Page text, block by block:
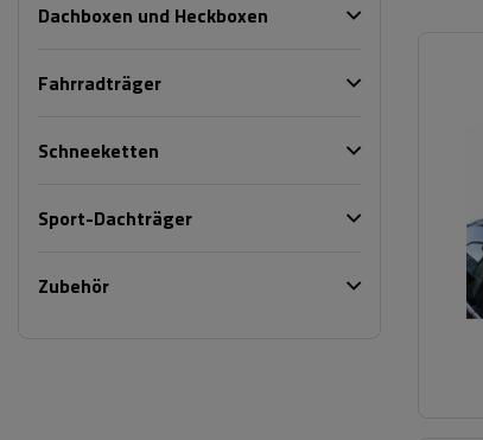
Dachboxen und Heckboxen
Fahrradträger
Schneeketten
Sport-Dachträger
Zubehör